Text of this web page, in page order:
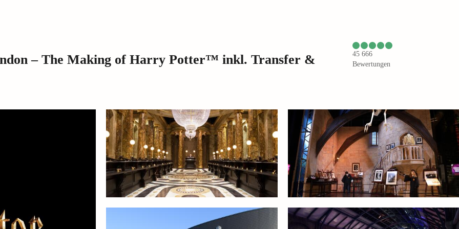
– The Making of Harry Potter™ inkl. Transfer &
45 666
Bewertungen